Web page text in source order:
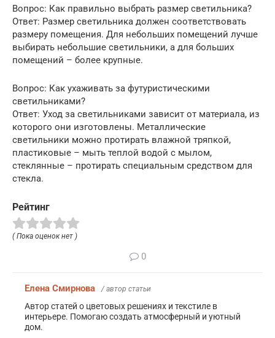
Вопрос: Как правильно выбрать размер светильника?
Ответ: Размер светильника должен соответствовать
размеру помещения. Для небольших помещений лучше
выбирать небольшие светильники, а для больших
помещений – более крупные.
Вопрос: Как ухаживать за футуристическими
светильниками?
Ответ: Уход за светильниками зависит от материала, из
которого они изготовлены. Металлические
светильники можно протирать влажной тряпкой,
пластиковые – мыть теплой водой с мылом,
стеклянные – протирать специальным средством для
стекла.
Рейтинг
( Пока оценок нет )
0
Елена Смирнова / автор статьи
Автор статей о цветовых решениях и текстиле в
интерьере. Помогаю создать атмосферный и уютный
дом.